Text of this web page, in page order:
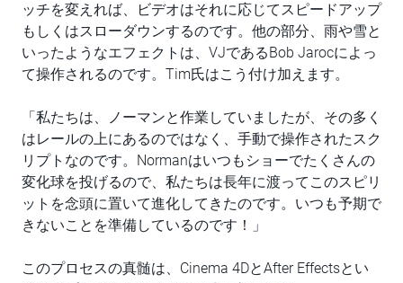
ッチを変えれば、ビデオはそれに応じてスピードアップ
もしくはスローダウンするのです。他の部分、雨や雪と
いったようなエフェクトは、VJであるBob Jarocによっ
て操作されるのです。Tim氏はこう付け加えます。
「私たちは、ノーマンと作業していましたが、その多く
はレールの上にあるのではなく、手動で操作されたスク
リプトなのです。Normanはいつもショーでたくさんの
変化球を投げるので、私たちは長年に渡ってこのスピリ
ットを念頭に置いて進化してきたのです。いつも予期で
きないことを準備しているのです！」
このプロセスの真髄は、Cinema 4DとAfter Effectsとい